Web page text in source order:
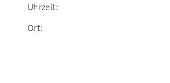
Uhrzeit:
Ort: